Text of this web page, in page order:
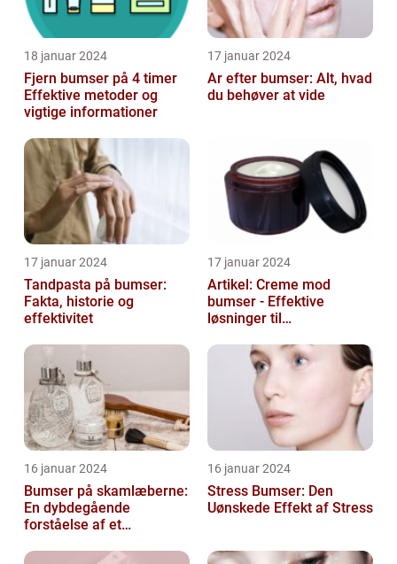
18 januar 2024
Fjern bumser på 4 timer
Effektive metoder og
vigtige informationer
17 januar 2024
Ar efter bumser: Alt, hvad
du behøver at vide
17 januar 2024
Tandpasta på bumser:
Fakta, historie og
effektivitet
17 januar 2024
Artikel: Creme mod
bumser - Effektive
løsninger til
16 januar 2024
Bumser på skamlæberne:
En dybdegående
forståelse af et
16 januar 2024
Stress Bumser: Den
Uønskede Effekt af Stress